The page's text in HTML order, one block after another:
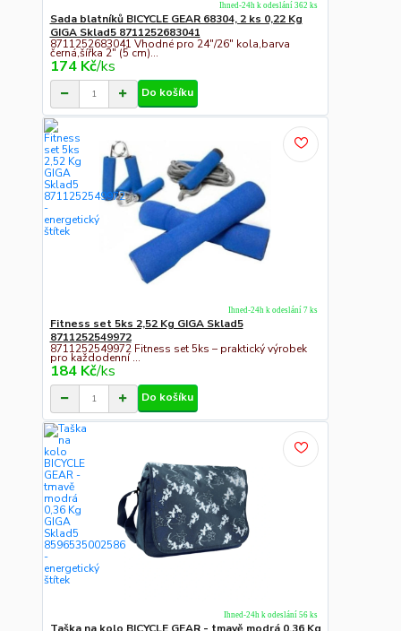
Sada blatníků BICYCLE GEAR 68304, 2 ks 0,22 Kg
GIGA Sklad5 8711252683041
8711252683041 Vhodné pro 24"/26" kola,barva
černá,šířka 2" (5 cm)...
174 Kč/ks
Ihned-24h k odeslání 362 ks
Do košíku
Fitness set 5ks 2,52 Kg GIGA Sklad5
8711252549972
8711252549972 Fitness set 5ks – praktický výrobek
pro každodenní ...
184 Kč/ks
Ihned-24h k odeslání 7 ks
Do košíku
Ihned-24h k odeslání 56 ks